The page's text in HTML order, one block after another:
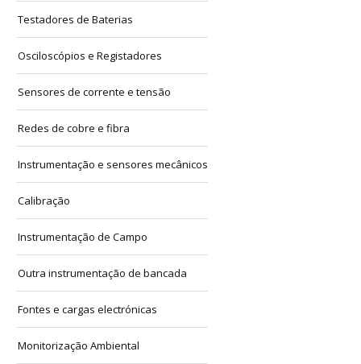
Testadores de Baterias
Osciloscópios e Registadores
Sensores de corrente e tensão
Redes de cobre e fibra
Instrumentação e sensores mecânicos
Calibração
Instrumentação de Campo
Outra instrumentação de bancada
Fontes e cargas electrónicas
Monitorização Ambiental